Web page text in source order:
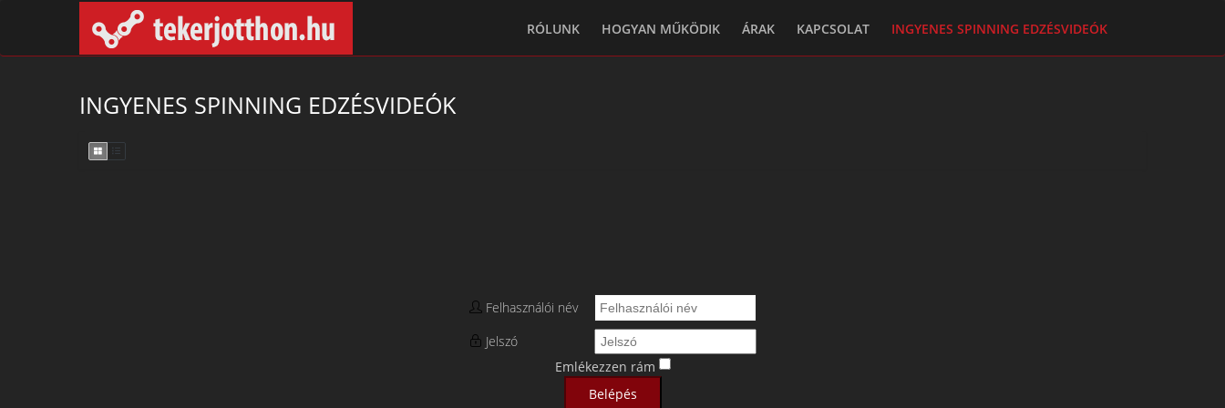
RÓLUNK HOGYAN MŰKÖDIK ÁRAK KAPCSOLAT INGYENES SPINNING EDZÉSVIDEÓK
INGYENES SPINNING EDZÉSVIDEÓK
Felhasználói név
Jelszó
Emlékezzen rám
Belépés